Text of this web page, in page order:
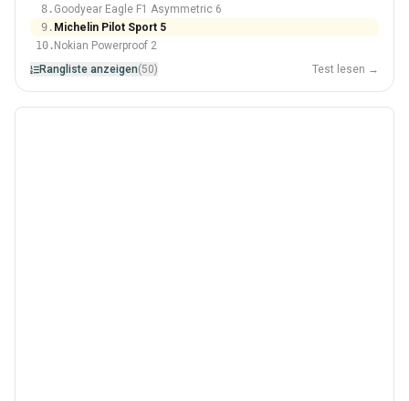
8. Goodyear Eagle F1 Asymmetric 6
9. Michelin Pilot Sport 5
10.Nokian Powerproof 2
Rangliste anzeigen(50) Test lesen →